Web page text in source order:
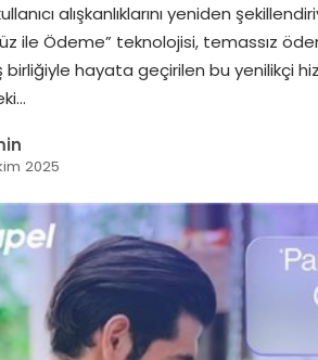
alışkanlıklarını yeniden
ile Ödeme” teknolojisi, temassız
birliğiyle hayata geçirilen bu yenilikçi
2025